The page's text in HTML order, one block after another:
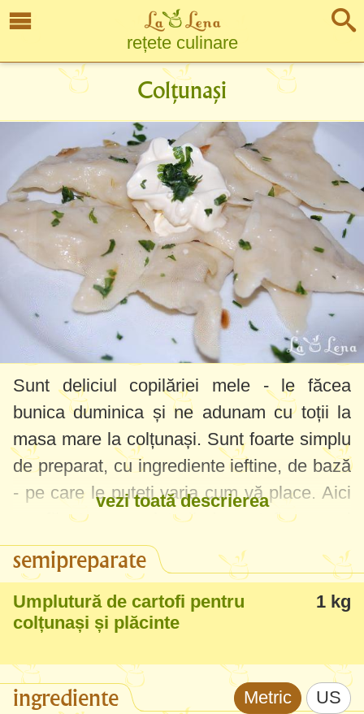
rețete culinare
Colțunași
Sunt deliciul copilăriei mele - le făcea
bunica duminica și ne adunam cu toții la
masa mare la colțunași. Sunt foarte simplu
de preparat, cu ingrediente ieftine, de bază
- pe care le puteți varia cum vă place. Aici
am făcut cu umplutură de cartofi, se mai
fac cu brânză de vaci, varză murată,
ciuperci, vișine etc.
Colțunașii sunt una din rețetele cele mai
puneți ouă în aluat, îl preparați doar cu apă
și să vedeți ce mâncare de post veți avea.
vezi toată descrierea
semipreparate
Umplutură de cartofi pentru
colțunași și plăcinte
1 kg
ingrediente Metric US